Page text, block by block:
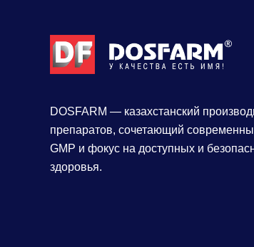
DOSFARM — казахстанский
препаратов, сочетающий
GMP и фокус на доступных и
здоровья.